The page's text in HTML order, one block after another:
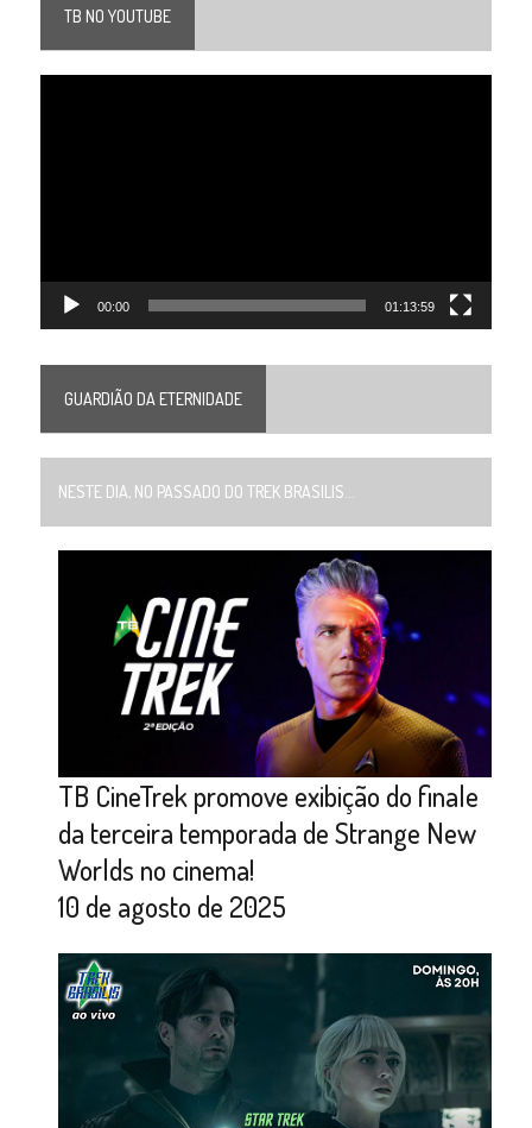
TB NO YOUTUBE
00:00 01:13:59
GUARDIÃO DA ETERNIDADE
NESTE DIA, NO PASSADO DO TREK BRASILIS...
TB CineTrek promove exibição do finale
da terceira temporada de Strange New
Worlds no cinema!
10 de agosto de 2025